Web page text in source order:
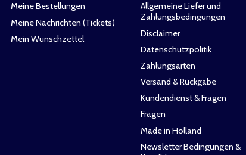
Meine Bestellungen
Meine Nachrichten (Tickets)
Mein Wunschzettel
Allgemeine Liefer und
Zahlungsbedingungen
Disclaimer
Datenschutzpolitik
Zahlungsarten
Versand & Rückgabe
Kundendienst & Fragen
Fragen
Made in Holland
Newsletter Bedingungen &